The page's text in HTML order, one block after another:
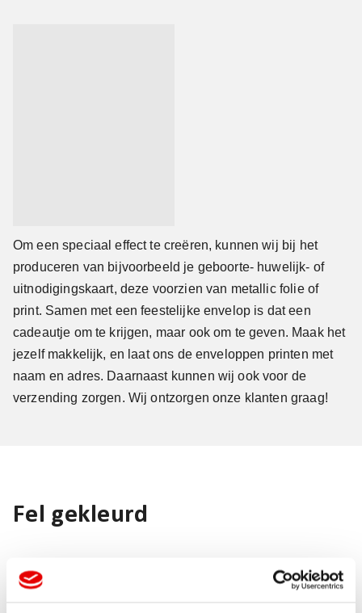
Om een speciaal effect te creëren, kunnen wij bij het
produceren van bijvoorbeeld je geboorte- huwelijk- of
uitnodigingskaart, deze voorzien van metallic folie of
print. Samen met een feestelijke envelop is dat een
cadeautje om te krijgen, maar ook om te geven. Maak het
jezelf makkelijk, en laat ons de enveloppen printen met
naam en adres. Daarnaast kunnen wij ook voor de
verzending zorgen. Wij ontzorgen onze klanten graag!
Fel gekleurd